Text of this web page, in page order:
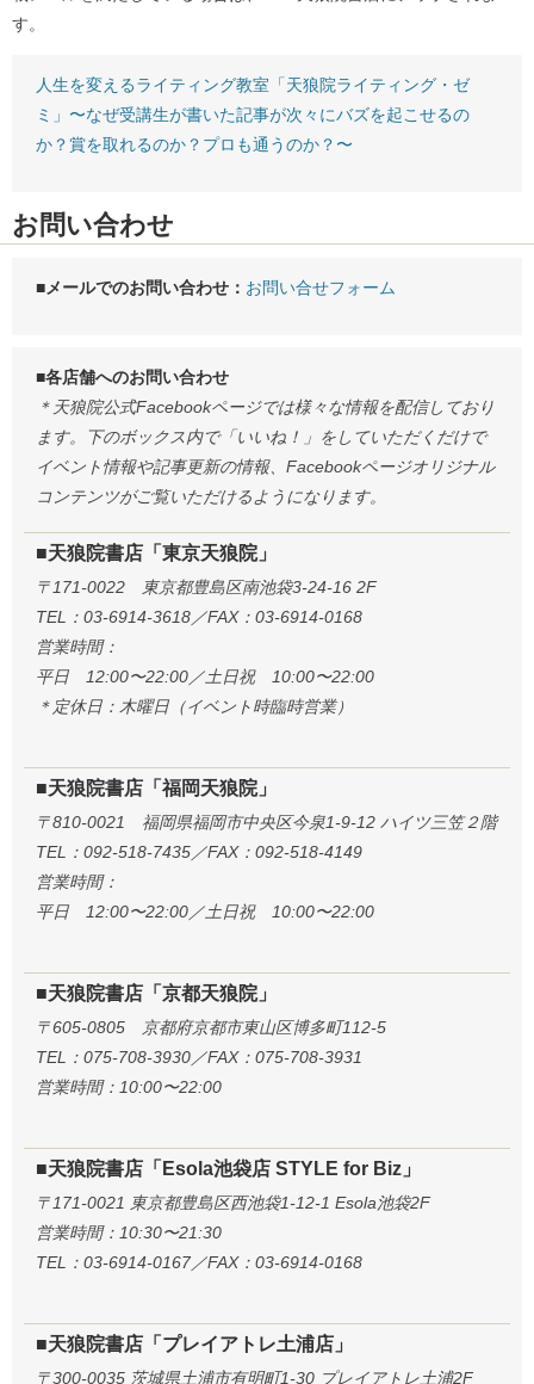
す。
人生を変えるライティング教室「天狼院ライティング・ゼ
ミ」〜なぜ受講生が書いた記事が次々にバズを起こせるの
か？賞を取れるのか？プロも通うのか？〜
お問い合わせ
■メールでのお問い合わせ： お問い合せフォーム
■各店舗へのお問い合わせ
＊天狼院公式Facebookページでは様々な情報を配信しており
ます。下のボックス内で「いいね！」をしていただくだけで
イベント情報や記事更新の情報、Facebookページオリジナル
コンテンツがご覧いただけるようになります。
■天狼院書店「東京天狼院」
〒171-0022 東京都豊島区南池袋3-24-16 2F
TEL：03-6914-3618／FAX：03-6914-0168
営業時間：
平日 12:00〜22:00／土日祝 10:00〜22:00
＊定休日：木曜日（イベント時臨時営業）
■天狼院書店「福岡天狼院」
〒810-0021 福岡県福岡市中央区今泉1-9-12 ハイツ三笠２階
TEL：092-518-7435／FAX：092-518-4149
営業時間：
平日 12:00〜22:00／土日祝 10:00〜22:00
■天狼院書店「京都天狼院」
〒605-0805 京都府京都市東山区博多町112-5
TEL：075-708-3930／FAX：075-708-3931
営業時間：10:00〜22:00
■天狼院書店「Esola池袋店 STYLE for Biz」
〒171-0021 東京都豊島区西池袋1-12-1 Esola池袋2F
営業時間：10:30〜21:30
TEL：03-6914-0167／FAX：03-6914-0168
■天狼院書店「プレイアトレ土浦店」
〒300-0035 茨城県土浦市有明町1-30 プレイアトレ土浦2F